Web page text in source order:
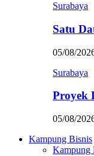
Surabaya
Satu
05/08/
Surabaya
Proyek
05/08/
Kampung Bisnis
Kampung